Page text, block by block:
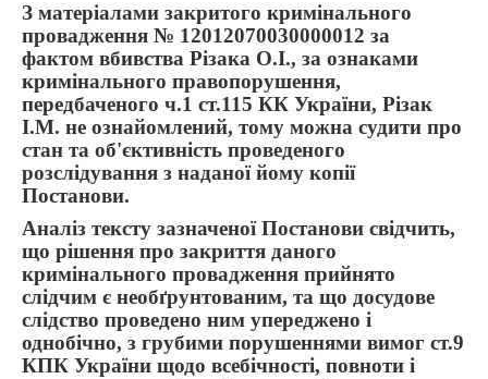
З матеріалами закритого кримінального
провадження № 12012070030000012 за
фактом вбивства Різака О.І., за ознаками
кримінального правопорушення,
передбаченого ч.1 ст.115 КК України, Різак
І.М. не ознайомлений, тому можна судити про
стан та об'єктивність проведеного
розслідування з наданої йому копії
Постанови.
Аналіз тексту зазначеної Постанови свідчить,
що рішення про закриття даного
кримінального провадження прийнято
слідчим є необґрунтованим, та що досудове
слідство проведено ним упереджено і
однобічно, з грубими порушеннями вимог ст.9
КПК України щодо всебічності, повноти і